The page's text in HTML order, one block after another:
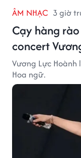
ÂM NHẠC 3 giờ
Cạy hàng
concert
Vương Lực
Hoa ngữ.